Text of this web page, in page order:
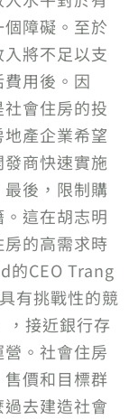
障礙。至於
將不足以支
用後。因
會住房的投
產企業希望
商快速實施
後，限制購
這在胡志明
的高需求時
的CEO Trang
有挑戰性的競
，接近銀行存
。社會住房
價和目標群
去建造社會